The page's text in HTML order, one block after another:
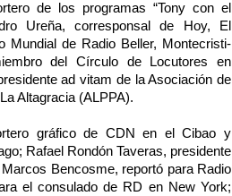
de los programas “Tony con el
Ureña, corresponsal de Hoy, El
Mundial de Radio Beller, Montecristi-
del Círculo de Locutores en
ad vitam de la Asociación de
Altagracia (ALPPA).
gráfico de CDN en el Cibao y
Rafael Rondón Taveras, presidente
Bencosme, reportó para Radio
el consulado de RD en New York;